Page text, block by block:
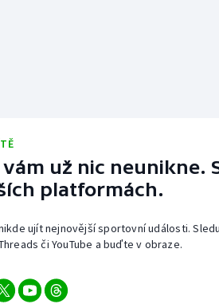
už nic neunikne.
platformách.
ujít nejnovější sportovní události.
či YouTube a buďte v obraze.